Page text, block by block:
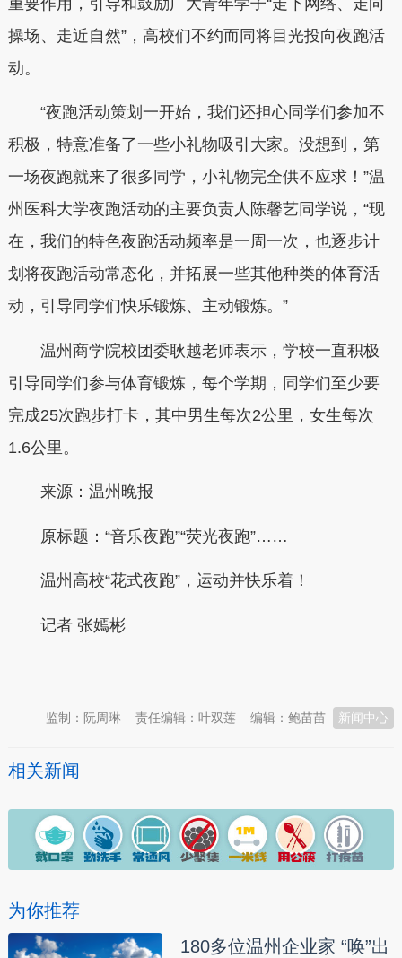
操场、走近自然”，高校们不约而同将目光投向夜跑活
动。
“夜跑活动策划一开始，我们还担心同学们参加不
积极，特意准备了一些小礼物吸引大家。没想到，第
一场夜跑就来了很多同学，小礼物完全供不应求！”温
州医科大学夜跑活动的主要负责人陈馨艺同学说，“现
在，我们的特色夜跑活动频率是一周一次，也逐步计
划将夜跑活动常态化，并拓展一些其他种类的体育活
动，引导同学们快乐锻炼、主动锻炼。”
温州商学院校团委耿越老师表示，学校一直积极
引导同学们参与体育锻炼，每个学期，同学们至少要
完成25次跑步打卡，其中男生每次2公里，女生每次
1.6公里。
来源：温州晚报
原标题：“音乐夜跑”“荧光夜跑”……
温州高校“花式夜跑”，运动并快乐着！
记者 张嫣彬
新闻中心
编辑：鲍苗苗
责任编辑：叶双莲
监制：阮周琳
相关新闻
为你推荐
180多位温州企业家 “唤”出